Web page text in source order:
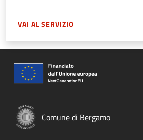
VAI AL SERVIZIO
Comune di Bergamo